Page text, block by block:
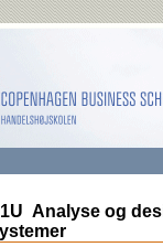
Analyse og